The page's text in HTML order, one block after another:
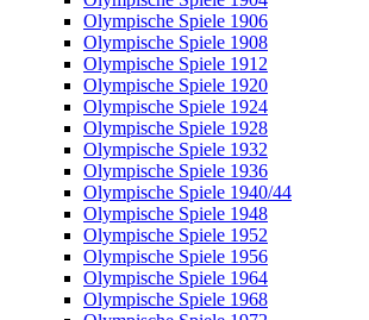
Olympische Spiele 1906
Olympische Spiele 1908
Olympische Spiele 1912
Olympische Spiele 1920
Olympische Spiele 1924
Olympische Spiele 1928
Olympische Spiele 1932
Olympische Spiele 1936
Olympische Spiele 1940/44
Olympische Spiele 1948
Olympische Spiele 1952
Olympische Spiele 1956
Olympische Spiele 1964
Olympische Spiele 1968